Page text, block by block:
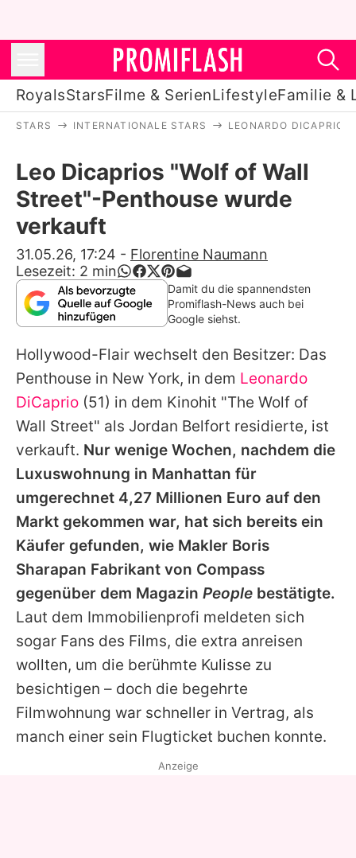
RoyalsStarsFilme & SerienLifestyleFamilie &
Stars
Filme & Serien
Lifestyle
Familie & Liebe
Promiflash Exklusiv
Alle Themen auf Promiflash
Jobs
App runterladen
Team
Redaktionelle Richtlinien
Impressum
Datenschutzerklärung
Nutzungsbedingungen
Utiq verwalten
STARS INTERNATIONALE STARS LEONARDO DICAPRIO
Leo Dicaprios "Wolf of Wall
Street"-Penthouse wurde
verkauft
31.05.26, 17:24 - Florentine Naumann
Lesezeit: 2 min
Damit du die spannendsten
Promiflash-News auch bei
Google siehst.
Hollywood-Flair wechselt den Besitzer: Das
Penthouse in New York, in dem Leonardo
DiCaprio (51) in dem Kinohit "The Wolf of
Wall Street" als Jordan Belfort residierte, ist
verkauft. Nur wenige Wochen, nachdem die
Luxuswohnung in Manhattan für
umgerechnet 4,27 Millionen Euro auf den
Markt gekommen war, hat sich bereits ein
Käufer gefunden, wie Makler Boris
Sharapan Fabrikant von Compass
gegenüber dem Magazin People bestätigte.
Laut dem Immobilienprofi meldeten sich
sogar Fans des Films, die extra anreisen
wollten, um die berühmte Kulisse zu
besichtigen – doch die begehrte
Filmwohnung war schneller in Vertrag, als
manch einer sein Flugticket buchen konnte.
Anzeige